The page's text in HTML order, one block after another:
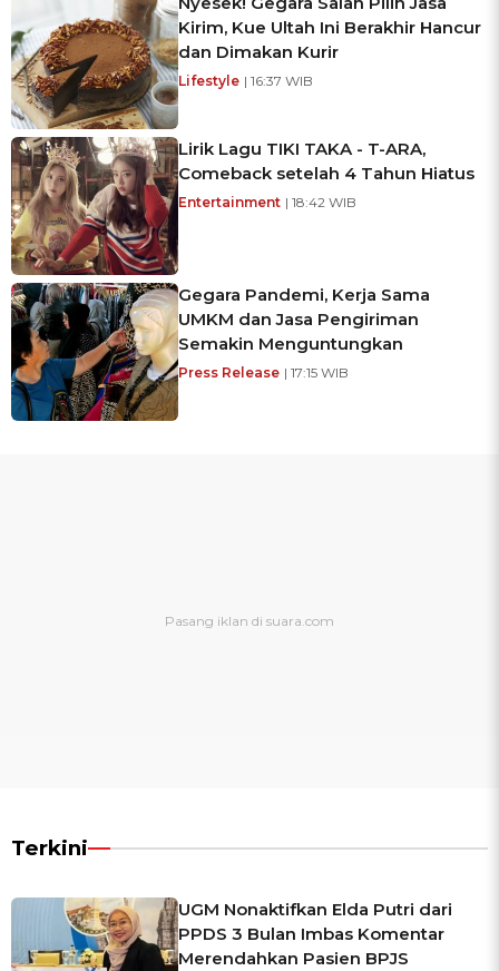
Kirim, Kue Ultah Ini Berakhir Hancur
dan Dimakan Kurir
Lifestyle | 16:37 WIB
Lirik Lagu TIKI TAKA - T-ARA,
Comeback setelah 4 Tahun Hiatus
Entertainment | 18:42 WIB
Gegara Pandemi, Kerja Sama
UMKM dan Jasa Pengiriman
Semakin Menguntungkan
Press Release | 17:15 WIB
Terkini
UGM Nonaktifkan Elda Putri dari
PPDS 3 Bulan Imbas Komentar
Merendahkan Pasien BPJS